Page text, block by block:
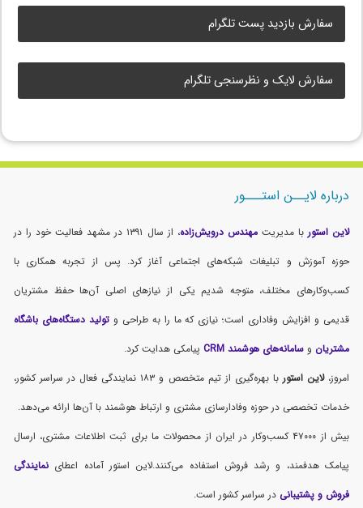
سفارش بازدید پست تلگرام
سفارش لایک و نظرسنجی تلگرام